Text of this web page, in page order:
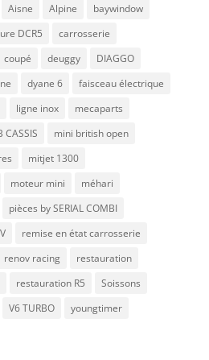
Aisne Alpine
baywindow
DCR5
carrosserie
coupé deuggy
DIAGGO
dyane 6
faisceau électrique
ligne inox
mecaparts
CASSIS
mini british open
mitjet 1300
moteur mini
méhari
pièces by SERIAL COMBI
remise en état carrosserie
renov racing
restauration
restauration R5
Soissons
V6 TURBO youngtimer